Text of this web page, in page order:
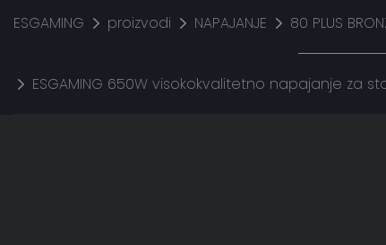
ESGAMING proizvodi NAPAJANJE 80 PLUS
ESGAMING 650W visokokvalitetno napajanje za